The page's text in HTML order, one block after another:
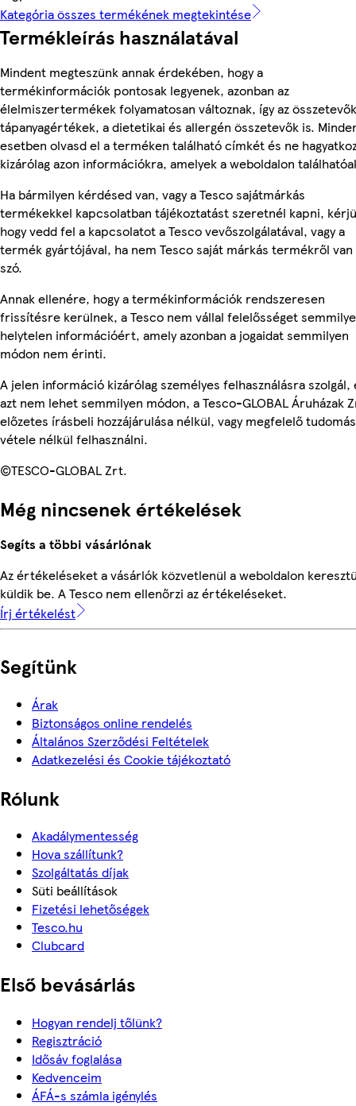
Kategória összes termékének megtekintése
Termékleírás használatával
Mindent megteszünk annak érdekében, hogy a
termékinformációk pontosak legyenek, azonban az
élelmiszertermékek folyamatosan változnak, így az
tápanyagértékek, a dietetikai és allergén összetevők is.
esetben olvasd el a terméken található címkét és ne
kizárólag azon információkra, amelyek a weboldalon
Ha bármilyen kérdésed van, vagy a Tesco sajátmárkás
termékekkel kapcsolatban tájékoztatást szeretnél kapni,
hogy vedd fel a kapcsolatot a Tesco vevőszolgálatával, vagy a
termék gyártójával, ha nem Tesco saját márkás termékről van
szó.
Annak ellenére, hogy a termékinformációk rendszeresen
frissítésre kerülnek, a Tesco nem vállal felelősséget
helytelen információért, amely azonban a jogaidat semmilyen
módon nem érinti.
A jelen információ kizárólag személyes felhasználásra szolgál,
azt nem lehet semmilyen módon, a Tesco-GLOBAL Áruházak
előzetes írásbeli hozzájárulása nélkül, vagy megfelelő
vétele nélkül felhasználni.
©TESCO-GLOBAL Zrt.
Még nincsenek értékelések
Segíts a többi vásárlónak
Az értékeléseket a vásárlók közvetlenül a weboldalon
küldik be. A Tesco nem ellenőrzi az értékeléseket.
Írj értékelést
Segítünk
Árak
Biztonságos online rendelés
Általános Szerződési Feltételek
Adatkezelési és Cookie tájékoztató
Rólunk
Akadálymentesség
Hova szállítunk?
Szolgáltatás díjak
Süti beállítások
Fizetési lehetőségek
Tesco.hu
Clubcard
Első bevásárlás
Hogyan rendelj tőlünk?
Regisztráció
Idősáv foglalása
Kedvenceim
ÁFÁ-s számla igénylés